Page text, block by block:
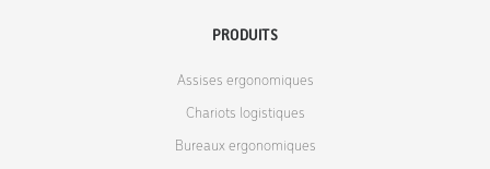
PRODUITS
Assises ergonomiques
Chariots logistiques
Bureaux ergonomiques